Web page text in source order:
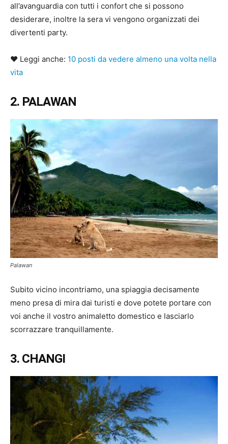
all’avanguardia con tutti i confort che si possono
desiderare, inoltre la sera vi vengono organizzati dei
divertenti party.
♥ Leggi anche: 10 posti da vedere almeno una volta nella
vita
2. PALAWAN
Palawan
Subito vicino incontriamo, una spiaggia decisamente
meno presa di mira dai turisti e dove potete portare con
voi anche il vostro animaletto domestico e lasciarlo
scorrazzare tranquillamente.
3. CHANGI